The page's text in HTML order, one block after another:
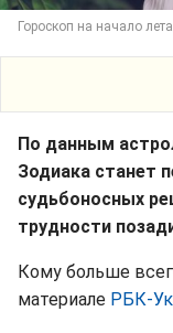
Гороскоп на начало
По данным
Зодиака станет
судьбоносных
трудности
Кому больше
материале РБК-